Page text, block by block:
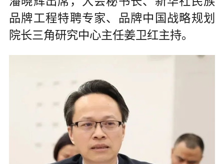
品牌工程特聘专家、品牌中国战略规划
院长三角研究中心主任姜卫红主持。